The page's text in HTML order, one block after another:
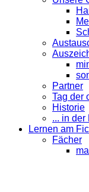
Partner
Tag der
Historie
... in der
Lernen am
Fächer